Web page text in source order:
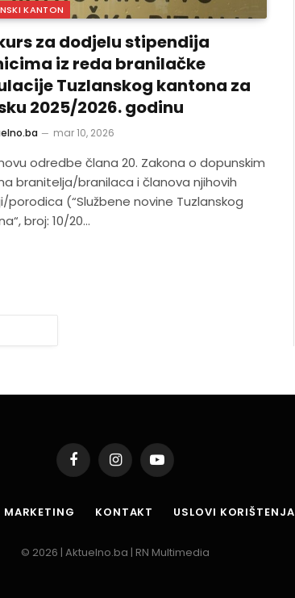
KANTON
za dodjelu stipendija
iz reda branilačke
Tuzlanskog kantona za
2025/2026. godinu
mar 10, 2026
odredbe člana 20. Zakona o dopunskim
branitelja/branilaca i članova njihovih
porodica (“Službene novine Tuzlanskog
broj: 10/20…
FacebookInstagramYouTube
MARKETING KONTAKT USLOVI KORIŠTENJA
© 2026 | Aktuelno.ba | RN Multimedia